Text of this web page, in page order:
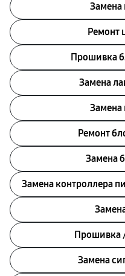
Замена
Ремонт
Прошивка
Замена
Замена
Ремонт
Замена
Замена контроллера
Прошивка
Замена